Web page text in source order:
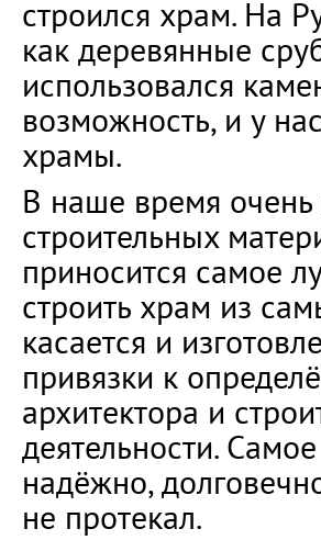
строился храм. На
как деревянные
использовался
возможность, и у
храмы.
В наше время
строительных
приносится самое
строить храм из
касается и
привязки к
архитектора и
деятельности.
надёжно,
не протекал.